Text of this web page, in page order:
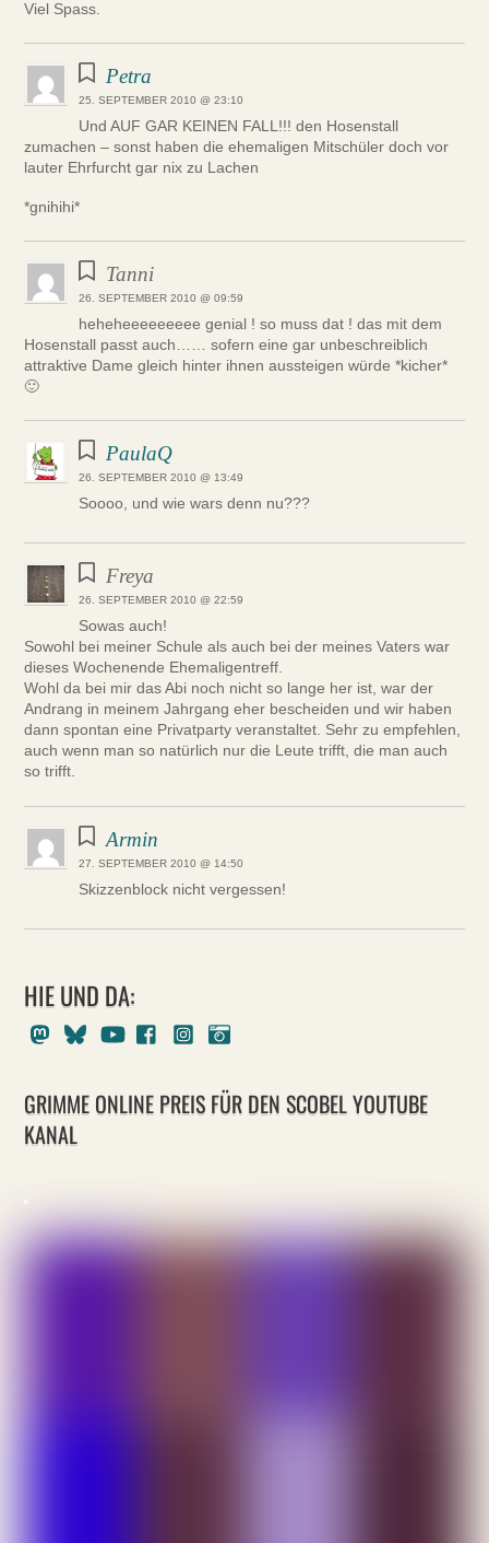
Viel Spass.
Petra
25. SEPTEMBER 2010 @ 23:10
Und AUF GAR KEINEN FALL!!! den Hosenstall
zumachen – sonst haben die ehemaligen Mitschüler doch vor
lauter Ehrfurcht gar nix zu Lachen
*gnihihi*
Tanni
26. SEPTEMBER 2010 @ 09:59
heheheeeeeeeee genial ! so muss dat ! das mit dem
Hosenstall passt auch…… sofern eine gar unbeschreiblich
attraktive Dame gleich hinter ihnen aussteigen würde *kicher*
🙂
PaulaQ
26. SEPTEMBER 2010 @ 13:49
Soooo, und wie wars denn nu???
Freya
26. SEPTEMBER 2010 @ 22:59
Sowas auch!
Sowohl bei meiner Schule als auch bei der meines Vaters war
dieses Wochenende Ehemaligentreff.
Wohl da bei mir das Abi noch nicht so lange her ist, war der
Andrang in meinem Jahrgang eher bescheiden und wir haben
dann spontan eine Privatparty veranstaltet. Sehr zu empfehlen,
auch wenn man so natürlich nur die Leute trifft, die man auch
so trifft.
Armin
27. SEPTEMBER 2010 @ 14:50
Skizzenblock nicht vergessen!
HIE UND DA:
MastodonBlueskyYoutubeFacebookInstagram
GRIMME ONLINE PREIS FÜR DEN SCOBEL YOUTUBE
KANAL